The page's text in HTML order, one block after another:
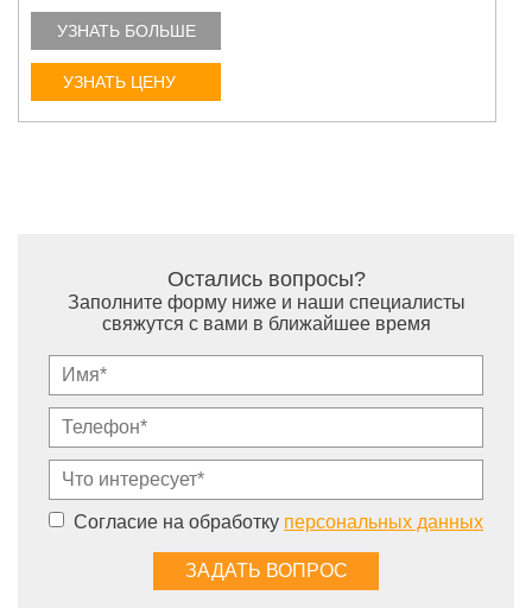
УЗНАТЬ БОЛЬШЕ
УЗНАТЬ ЦЕНУ
Остались вопросы?
Заполните форму ниже и наши специалисты
свяжутся с вами в ближайшее время
Согласие на обработку персональных данных